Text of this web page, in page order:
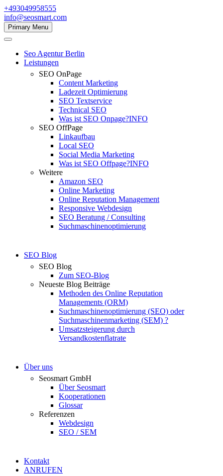
+493049958555
info@seosmart.com
Primary Menu
Seo Agentur Berlin
Leistungen
SEO OnPage
Content Marketing
Ladezeit Optimierung
SEO Textservice
Technical SEO
Was ist SEO Onpage?INFO
SEO OffPage
Linkaufbau
Local SEO
Social Media Marketing
Was ist SEO Offpage?INFO
Weitere
Amazon SEO
Online Marketing
Online Reputation Management
Responsive Webdesign
SEO Beratung / Consulting
Suchmaschinenoptimierung
SEO Blog
SEO Blog
Zum SEO-Blog
Neueste Blog Beiträge
Methoden des Online Reputation
Managements (ORM)
Suchmaschinenoptimierung (SEO) oder
Suchmaschinenmarketing (SEM) ?
Umsatzsteigerung durch
Versandkostenflatrate
Über uns
Seosmart GmbH
Über Seosmart
Kooperationen
Glossar
Referenzen
Webdesign
SEO / SEM
Kontakt
ANRUFEN